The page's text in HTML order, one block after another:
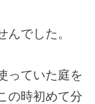
でした。
っていた庭を
の時初めて分